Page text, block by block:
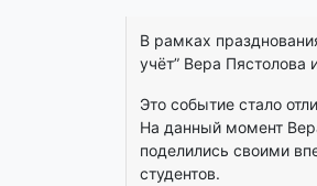
В рамках
учёт” Вера
Это событие стало
На данный момент
поделились своими
студентов.